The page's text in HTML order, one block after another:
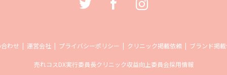
わせ 運営会社 プライバシーポリシー クリニック掲載依頼 ブランド掲
売れコスDX実行委員長クリニック収益向上委員会採用情報